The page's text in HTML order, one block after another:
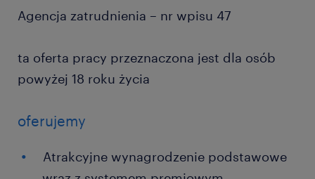
Agencja zatrudnienia – nr wpisu 47
ta oferta pracy przeznaczona jest dla osób
powyżej 18 roku życia
oferujemy
Atrakcyjne wynagrodzenie podstawowe